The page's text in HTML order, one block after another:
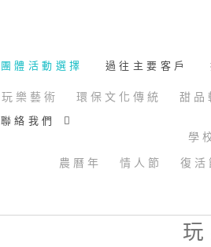
團 體 活 動 選 擇 過 往 主 要 客 戶
聯 絡 我 們
玩 樂 藝 術 環 保 文 化 傳 統 甜 品
學
農 曆 年 情 人 節 復 活
玩